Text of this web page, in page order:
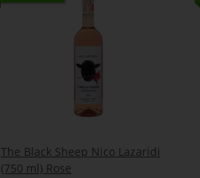
The Black Sheep Nico Lazaridi
(750 ml) Rose